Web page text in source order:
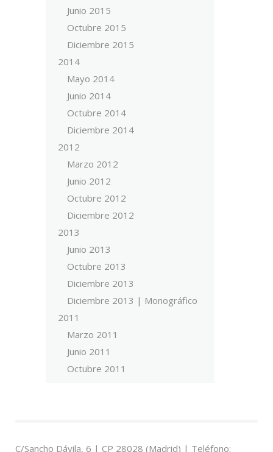
Junio 2015
Octubre 2015
Diciembre 2015
2014
Mayo 2014
Junio 2014
Octubre 2014
Diciembre 2014
2012
Marzo 2012
Junio 2012
Octubre 2012
Diciembre 2012
2013
Junio 2013
Octubre 2013
Diciembre 2013
Diciembre 2013 | Monográfico
2011
Marzo 2011
Junio 2011
Octubre 2011
C/Sancho Dávila, 6 | CP 28028 (Madrid) | Teléfono: